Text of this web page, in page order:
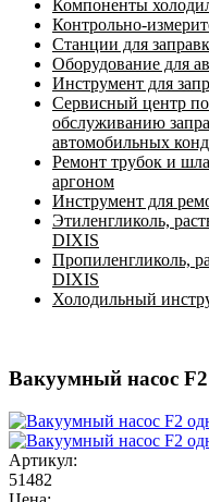
Компоненты
Контрольно-
Станции для
Оборудование для
Инструмент для
Сервисный центр
обслуживанию
автомобильных
Ремонт трубок и
аргоном
Инструмент для
Этиленгликоль,
DIXIS
Пропиленгликоль,
DIXIS
Холодильный
Вакуумный насос
Артикул:
51482